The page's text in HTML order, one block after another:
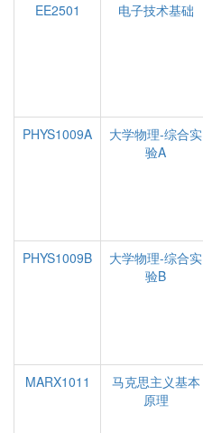
EE2501
电子技术基础
PHYS1009A
大学物理-综合实
验A
PHYS1009B
大学物理-综合实
验B
MARX1011
马克思主义基本
原理